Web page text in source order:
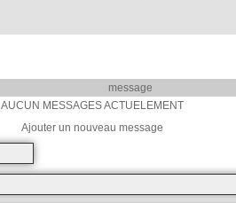
message
AUCUN MESSAGES ACTUELEMENT
Ajouter un nouveau message